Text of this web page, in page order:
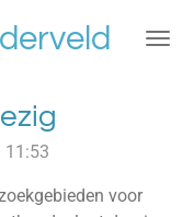
11:53
voor